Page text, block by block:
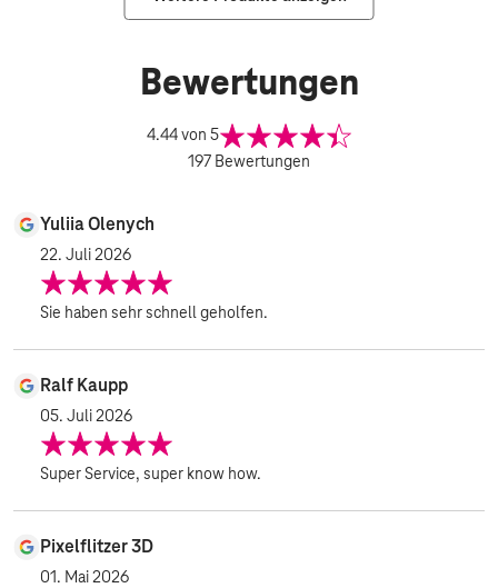
Bewertungen
4.44von 5
197 Bewertungen
Yuliia Olenych
22. Juli 2026
Sie haben sehr schnell geholfen.
Ralf Kaupp
05. Juli 2026
Super Service, super know how.
Pixelflitzer 3D
01. Mai 2026